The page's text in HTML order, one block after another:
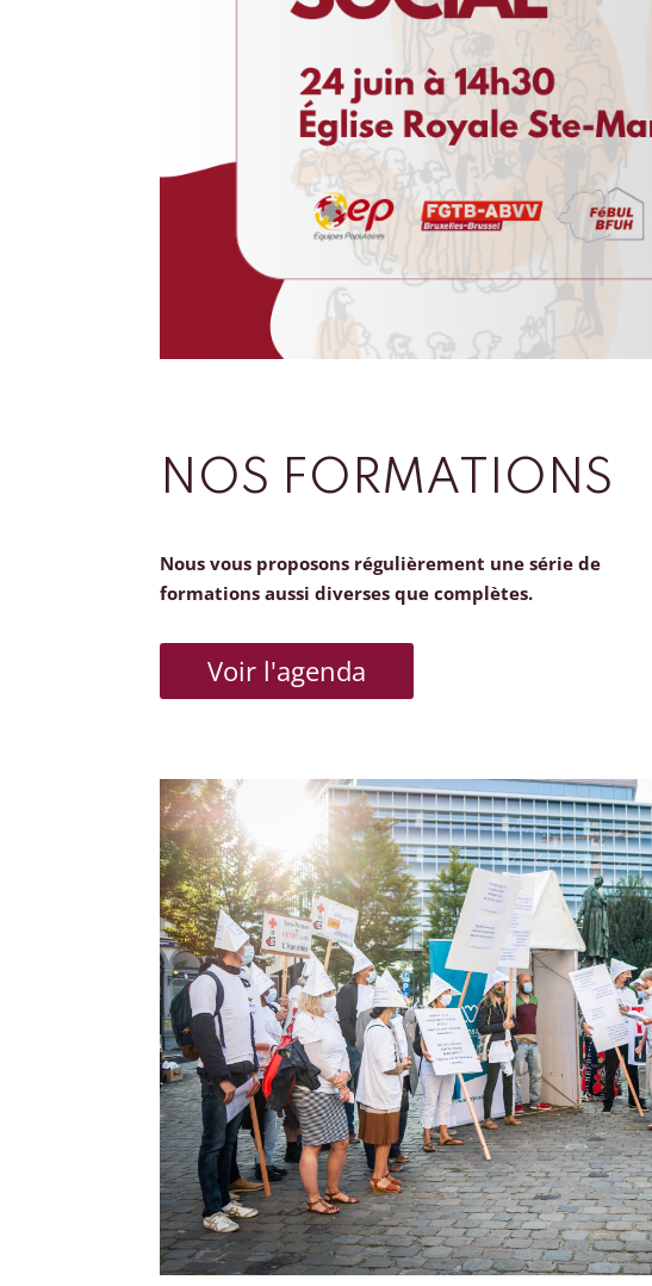
NOS FORMATIONS
Nous vous proposons régulièrement une série de
formations aussi diverses que complètes.
Voir l'agenda